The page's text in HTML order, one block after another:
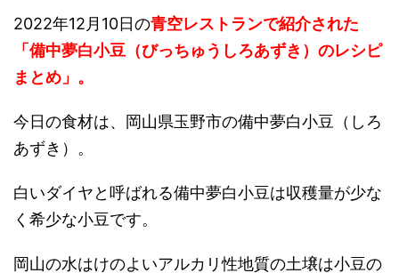
2022年12月10日の青空レストランで紹介された
「備中夢白小豆（びっちゅうしろあずき）のレシピ
まとめ」。
今日の食材は、岡山県玉野市の備中夢白小豆（しろ
あずき）。
白いダイヤと呼ばれる備中夢白小豆は収穫量が少な
く希少な小豆です。
岡山の水はけのよいアルカリ性地質の土壌は小豆の